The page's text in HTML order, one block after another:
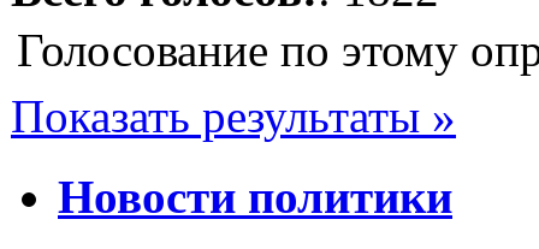
Голосование по этому
Показать результаты »
Новости политики